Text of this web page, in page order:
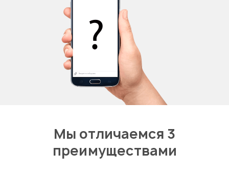
Мы отличаемся 3
преимуществами